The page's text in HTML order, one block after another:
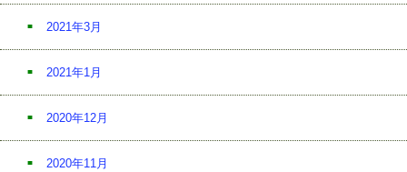
2021年3月
2021年1月
2020年12月
2020年11月